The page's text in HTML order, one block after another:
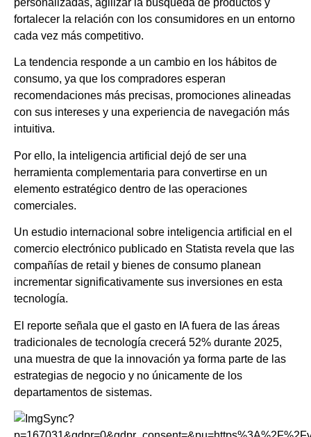
personalizadas, agilizar la búsqueda de productos y
fortalecer la relación con los consumidores en un entorno
cada vez más competitivo.
La tendencia responde a un cambio en los hábitos de
consumo, ya que los compradores esperan
recomendaciones más precisas, promociones alineadas
con sus intereses y una experiencia de navegación más
intuitiva.
Por ello, la inteligencia artificial dejó de ser una
herramienta complementaria para convertirse en un
elemento estratégico dentro de las operaciones
comerciales.
Un estudio internacional sobre inteligencia artificial en el
comercio electrónico publicado en Statista revela que las
compañías de retail y bienes de consumo planean
incrementar significativamente sus inversiones en esta
tecnología.
El reporte señala que el gasto en IA fuera de las áreas
tradicionales de tecnología crecerá 52% durante 2025,
una muestra de que la innovación ya forma parte de las
estrategias de negocio y no únicamente de los
departamentos de sistemas.